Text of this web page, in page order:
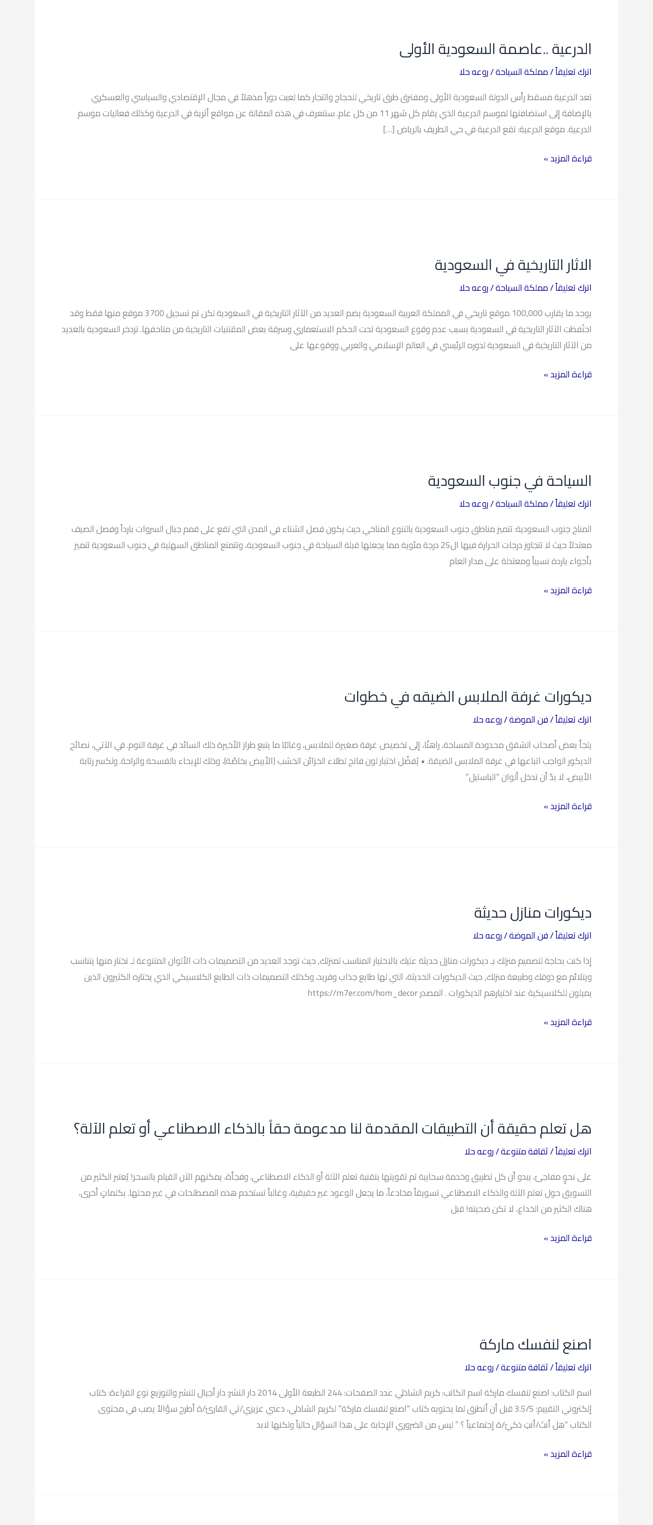
الدرعية ..عاصمة السعودية الأولى
اترك تعليقاً/مملكة السياحة/روعه حلا
تعد الدرعية مسقط رأس الدولة السعودية الأولى ومفترق طرق تاريخي للحجاج والتجار كما لعبت دوراً مذهلاً في مجال الإقتصادي والسياسي والعسكري
بالإضافة إلى استضافتها لموسم الدرعية الذي يقام كل شهر 11 من كل عام. سنتعرف في هذه المقالة عن مواقع أثرية في الدرعية وكذلك فعاليات موسم
الدرعية. موقع الدرعية: تقع الدرعية في حي الطريف بالرياض […]
السعودية
الأولى
قراءة المزيد »
الاثار التاريخية في السعودية
اترك تعليقاً/مملكة السياحة/روعه حلا
يوجد ما يقارب 100,000 موقع تاريخي في المملكة العربية السعودية يضم العديد من الآثار التاريخية في السعودية لكن تم تسجيل 3700 موقع منها فقط وقد
احتُفظت الآثار التاريخية في السعودية بسبب عدم وقوع السعودية تحت الحكم الاستعماري وسرقة بعض المقتنيات التاريخية من متاحفها. تزدخر السعودية بالعديد
من الآثار التاريخية في السعودية لدوره الرئيسي في العالم الإسلامي والعربي ووقوعها على
في
السعودية
قراءة المزيد »
السياحة في جنوب السعودية
اترك تعليقاً/مملكة السياحة/روعه حلا
المناخ جنوب السعودية: تتميز مناطق جنوب السعودية بالتنوع المناخي حيث يكون فصل الشتاء في المدن التي تقع على قمم جبال السروات بارداً وفصل الصيف
معتدلاً حيث لا تتجاوز درجات الحرارة فيها ال25 درجة مئوية مما يجعلها قبلة السياحة في جنوب السعودية، وتتمتع المناطق السهلية في جنوب السعودية تتميز
بأجواء باردة نسبياً ومعتدلة على مدار العام
جنوب
السعودية
قراءة المزيد »
ديكورات غرفة الملابس الضيقه في خطوات
اترك تعليقاً/فن الموضة/روعه حلا
يلجأ بعض أصحاب الشقق محدودة المساحة، راهنًا، إلى تخصيص غرفة صغيرة للملابس، وغالبًا ما يتبع طراز الأخيرة ذلك السائد في غرفة النوم. في الآتي، نصائح
الديكور الواجب اتباعها في غرفة الملابس الضيقة. • يُفضّل اختيار لون فاتح لطلاء الخزائن الخشب (الأبيض بخاصّة)، وذلك للإيحاء بالفسحة والراحة. ولكسر رتابة
الأبيض، لا بدّ أن تدخل ألوان “الباستيل”
الملابس
الضيقه
في
خطوات
قراءة المزيد »
ديكورات منازل حديثة
اترك تعليقاً/فن الموضة/روعه حلا
إذا كنت بحاجة لتصميم منزلك بـ ديكورات منازل حديثة عليك بالاختيار المناسب لمنزلك, حيث توجد العديد من التصميمات ذات الألوان المتنوعة لـ تختار منها يتناسب
ويتلائم مع ذوقك وطبيعة منزلك, حيث الديكورات الحديثة، التي لها طابع جذاب وفريد، وكذلك التصميمات ذات الطابع الكلاسيكي الذي يختاره الكثيرون الذين
يميلون للكلاسيكية عند اختيارهم الديكورات . المصدر https://m7er.com/hom_decor
حديثة
قراءة المزيد »
هل تعلم حقيقة أن التطبيقات المقدمة لنا مدعومة حقاً بالذكاء الاصطناعي أو تعلم الآلة؟
اترك تعليقاً/ثقافة متنوعة/روعه حلا
على نحوٍ مفاجئ، يبدو أن كل تطبيق وخدمة سحابية تم تقويتها بتقنية تعلم الآلة أو الذكاء الاصطناعي. وفجأة، يمكنهم الآن القيام بالسحر! يُعتبر الكثير من
التسويق حول تعلم الآلة والذكاء الاصطناعي تسويقاً مخادعاً، ما يجعل الوعود غير حقيقية، وغالباً تستخدم هذه المصطلحات في غير محلها. بكلماتٍ أخرى،
هناك الكثير من الخداع، لا تكن ضحيته! قبل
حقيقة
أن
التطبيقات
المقدمة
لنا
مدعومة
بالذكاء
قراءة المزيد »
اصنع لنفسك ماركة
اترك تعليقاً/ثقافة متنوعة/روعه حلا
اسم الكتاب: اصنع لنفسك ماركة اسم الكاتب: كريم الشاذلي عدد الصفحات: 244 الطبعة الأولى 2014 دار النشر: دار أجيال للنشر والتوزيع نوع القراءة: كتاب
إلكتروني التقييم: 3.5/5 قبل أن أتطرق لما يحتويه كتاب “اصنع لنفسك ماركة” لكريم الشاذلي، دعني عزيزي/تي القارئ/ة أطرح سؤالاً يصب في محتوى
الكتاب “هل أنتَ/أنتِ ذكيّ/ة إجتماعياً ؟ ” ليس من الضروري الإجابة على هذا السؤال حالياً ولكنها لابد
ماركة
قراءة المزيد »